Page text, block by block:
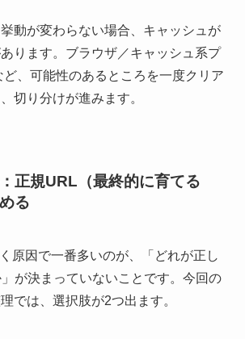
動が変わらない場合、キャッシュが
ります。ブラウザ／キャッシュ系プ
、可能性のあるところを一度クリア
切り分けが進みます。
正規URL（最終的に育てる
る
原因で一番多いのが、「どれが正し
が決まっていないことです。今回の
では、選択肢が2つ出ます。